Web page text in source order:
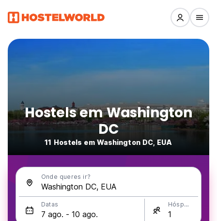
Hostels em Washington
DC
11 Hostels em Washington DC, EUA
Onde queres ir?
Datas Hóspedes